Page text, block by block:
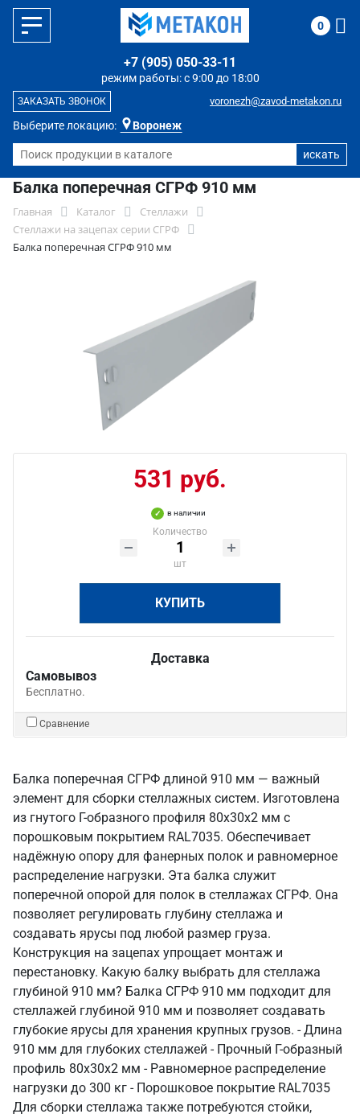
Выберите локацию: Воронеж
режим работы: с 9:00 до 18:00
+7 (905) 050-33-11
voronezh@zavod-metakon.ru
ЗАКАЗАТЬ ЗВОНОК
0
Балка поперечная СГРФ 910 мм
Главная Каталог
Стеллажи
Стеллажи на зацепах серии СГРФ
Балка поперечная СГРФ 910 мм
531 руб.
в наличии
Количество
шт
КУПИТЬ
Доставка
Самовывоз
Бесплатно.
Сравнение
Балка поперечная СГРФ длиной 910 мм — важный
элемент для сборки стеллажных систем. Изготовлена
из гнутого Г-образного профиля 80х30х2 мм с
порошковым покрытием RAL7035. Обеспечивает
надёжную опору для фанерных полок и равномерное
распределение нагрузки. Эта балка служит
поперечной опорой для полок в стеллажах СГРФ. Она
позволяет регулировать глубину стеллажа и
создавать ярусы под любой размер груза.
Конструкция на зацепах упрощает монтаж и
перестановку. Какую балку выбрать для стеллажа
глубиной 910 мм? Балка СГРФ 910 мм подходит для
стеллажей глубиной 910 мм и позволяет создавать
глубокие ярусы для хранения крупных грузов. - Длина
910 мм для глубоких стеллажей - Прочный Г-образный
профиль 80х30х2 мм - Равномерное распределение
нагрузки до 300 кг - Порошковое покрытие RAL7035
Для сборки стеллажа также потребуются стойки,